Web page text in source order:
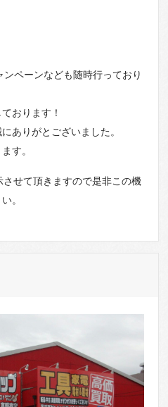
ペーンなども随時行っており
おります！
ありがとございました。
す。
せて頂きますので是非この機
。